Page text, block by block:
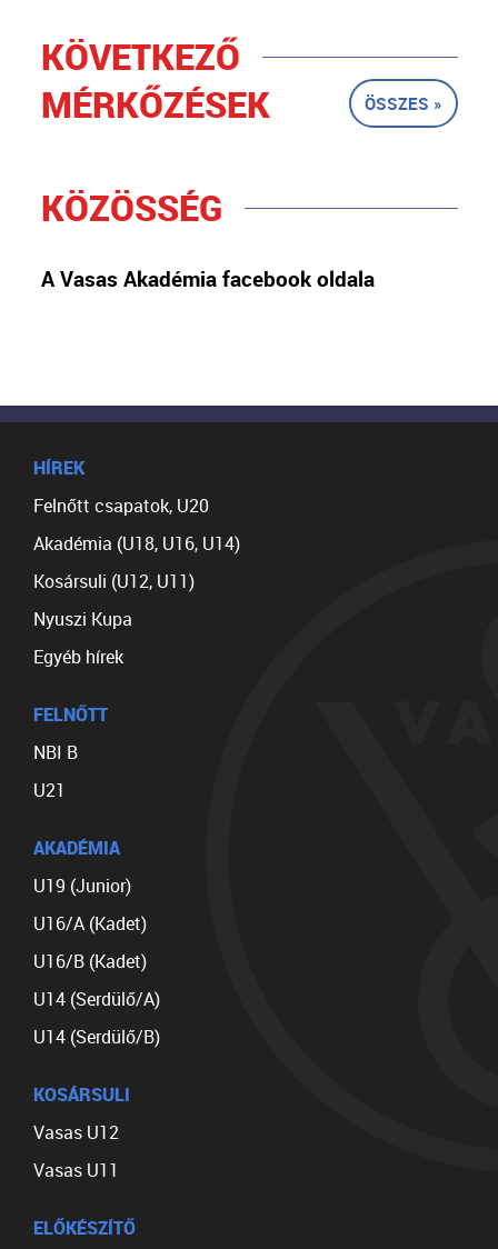
KÖVETKEZŐ
MÉRKŐZÉSEK
ÖSSZES »
KÖZÖSSÉG
A Vasas Akadémia facebook oldala
HÍREK
Felnőtt csapatok, U20
Akadémia (U18, U16, U14)
Kosársuli (U12, U11)
Nyuszi Kupa
Egyéb hírek
FELNŐTT
NBI B
U21
AKADÉMIA
U19 (Junior)
U16/A (Kadet)
U16/B (Kadet)
U14 (Serdülő/A)
U14 (Serdülő/B)
KOSÁRSULI
Vasas U12
Vasas U11
ELŐKÉSZÍTŐ